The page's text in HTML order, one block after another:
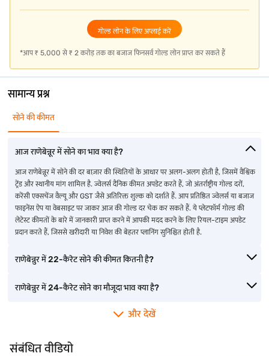
गोल्ड लोन के लिए अप्लाई करें
*आप ₹ 5,000 से ₹ 2 करोड़ तक का बजाज फिनसर्व गोल्ड लोन प्राप्त कर सकते हैं
सामान्य प्रश्न
सोने की कीमत
आज राणेबेन्नूर में सोने का भाव क्या है?
आज राणेबेन्नूर में सोने की दर बाज़ार की स्थितियों के आधार पर अलग-अलग होती है, जिसमें वैश्विक
ट्रेंड और स्थानीय मांग शामिल है. ज्वेलर्स दैनिक कीमत अपडेट करते हैं, जो अंतर्राष्ट्रीय गोल्ड दरों,
करेंसी एक्सचेंज वैल्यू और GST जैसे अतिरिक्त शुल्क को दर्शाते हैं. आप प्रतिष्ठित ज्वेलर्स या बजाज
फाइनेंस ऐप या वेबसाइट पर जाकर आज की गोल्ड दर चेक कर सकते हैं. ये प्लेटफॉर्म गोल्ड की
लेटेस्ट कीमतों के बारे में जानकारी प्राप्त करने में आपकी मदद करने के लिए रियल-टाइम अपडेट
प्रदान करते हैं, जिससे खरीदारी या निवेश की बेहतर प्लानिंग सुनिश्चित होती है.
राणेबेन्नुर में 22-कैरेट सोने की कीमत कितनी है?
राणेबेन्नुर में 24-कैरेट सोने का मौजूदा भाव क्या है?
और देखें
संबंधित वीडियो